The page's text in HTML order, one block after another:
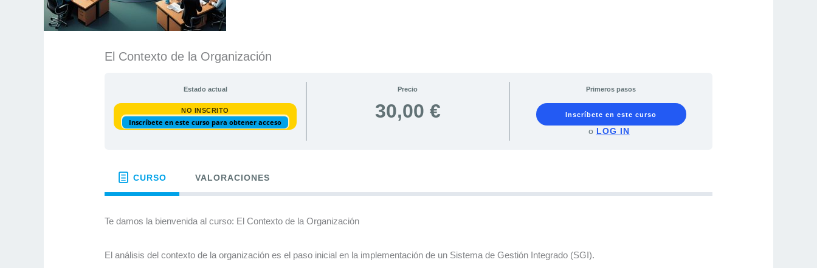
El Contexto de la Organización
Estado actual
NO INSCRITO
Inscríbete en este curso para obtener acceso
Precio
30,00 €
Primeros pasos
Inscríbete en este curso
o LOG IN
CURSO VALORACIONES
Te damos la bienvenida al curso: El Contexto de la Organización
El análisis del contexto de la organización es el paso inicial en la implementación de un Sistema de Gestión Integrado (SGI).